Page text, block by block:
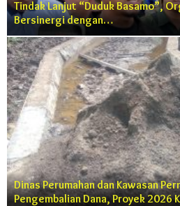
Tindak Lanjut “Duduk Basamo”,
Bersinergi dengan…
Dinas Perumahan dan Kawasan
Pengembalian Dana, Proyek 2026